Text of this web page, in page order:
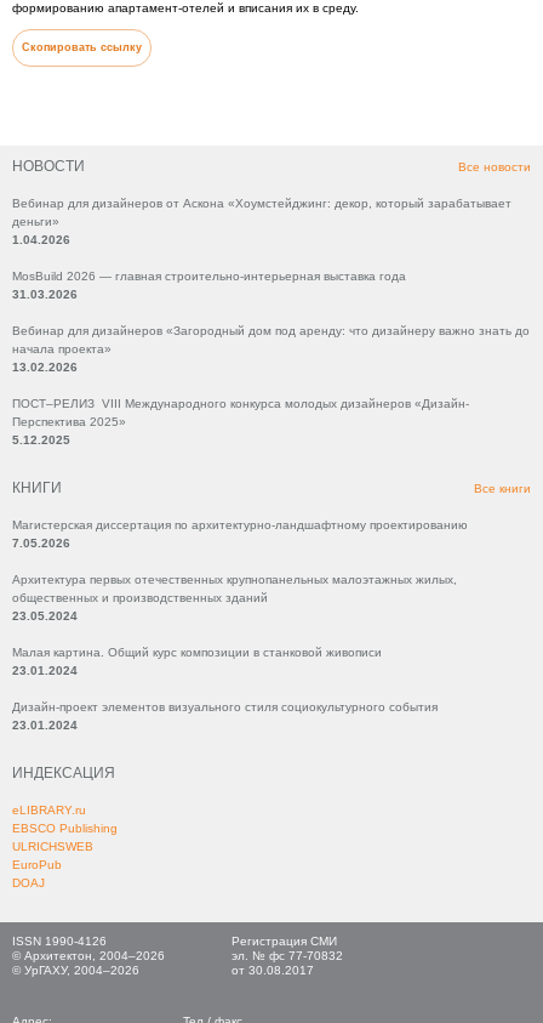
НОВОСТИ Все новости
Вебинар для дизайнеров от Аскона «Хоумстейджинг: декор, который зарабатывает
деньги»
1.04.2026
MosBuild 2026 — главная строительно-интерьерная выставка года
31.03.2026
Вебинар для дизайнеров «Загородный дом под аренду: что дизайнеру важно знать до
начала проекта»
13.02.2026
ПОСТ–РЕЛИЗ VIII Международного конкурса молодых дизайнеров «Дизайн-
Перспектива 2025»
5.12.2025
КНИГИ Все книги
Магистерская диссертация по архитектурно-ландшафтному проектированию
7.05.2026
Архитектура первых отечественных крупнопанельных малоэтажных жилых,
общественных и производственных зданий
23.05.2024
Малая картина. Общий курс композиции в станковой живописи
23.01.2024
Дизайн-проект элементов визуального стиля социокультурного события
23.01.2024
ИНДЕКСАЦИЯ
eLIBRARY.ru
EBSCO Publishing
ULRICHSWEB
EuroPub
DOAJ
формированию апартамент-отелей и вписания их в среду.
Скопировать ссылку
ISSN 1990-4126
© Архитектон, 2004–2026
© УрГАХУ, 2004–2026
Регистрация СМИ
эл. № фс 77-70832
от 30.08.2017